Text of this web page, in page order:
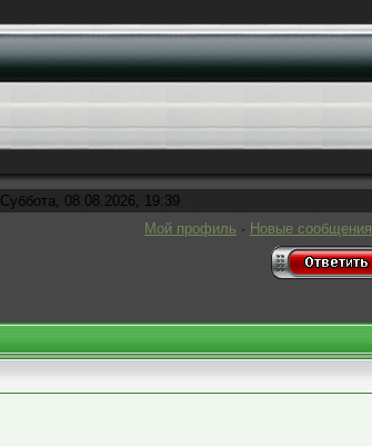
Суббота, 08.08.2026, 19:39
Мой профиль · Новые сообщения